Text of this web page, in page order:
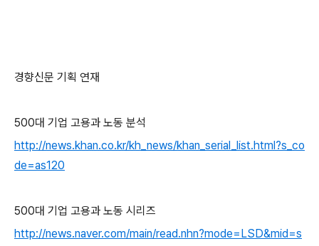
경향신문 기획 연재
500대 기업 고용과 노동 분석
http://news.khan.co.kr/kh_news/khan_serial_list.html?s_co
de=as120
500대 기업 고용과 노동 시리즈
http://news.naver.com/main/read.nhn?mode=LSD&mid=s